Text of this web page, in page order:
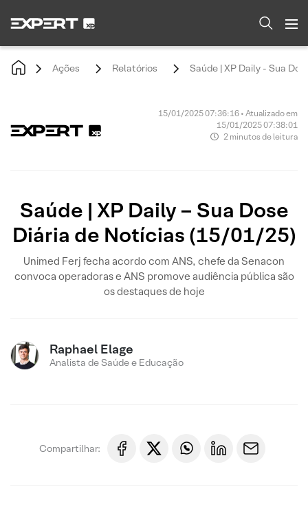
Ações Relatórios Saúde | XP Daily - Sua
15/01/2025 07:36:16 • Atualizado em
15/01/2025 07:38:01
2 minutos de leitura
Saúde | XP Daily – Sua Dose
Diária de Notícias (15/01/25)
Unimed Ferj fecha acordo com ANS, chefe da Senacon
convoca operadoras e ANS promove audiência pública são
os destaques de hoje
Raphael Elage
Analista de Saúde e Educação
Compartilhar: